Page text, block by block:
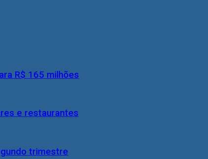
R$ 165 milhões
e restaurantes
trimestre